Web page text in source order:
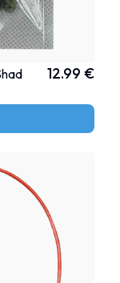
12.99 €